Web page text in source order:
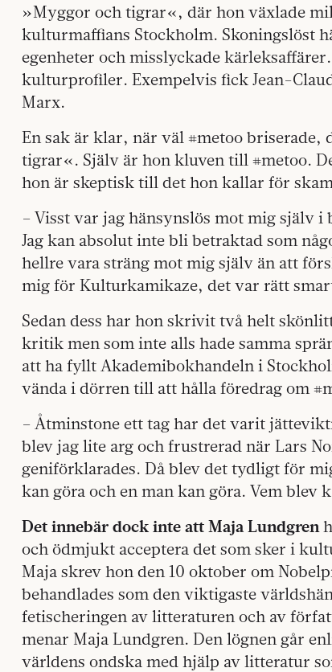
»Myggor och tigrar«, där hon växlade
kulturmaffians Stockholm. Skoningslöst
egenheter och misslyckade
kulturprofiler. Exempelvis fick Jean-
Marx.
En sak är klar, när väl #metoo briserade,
tigrar«. Själv är hon kluven till #metoo.
hon är skeptisk till det hon kallar för
– Visst var jag hänsynslös mot mig själv
Jag kan absolut inte bli betraktad som
hellre vara sträng mot mig själv än att
mig för Kulturkamikaze, det var rätt
Sedan dess har hon skrivit två helt
kritik men som inte alls hade samma
att ha fyllt Akademibokhandeln i
vända i dörren till att hålla föredrag om
– Åtminstone ett tag har det varit
blev jag lite arg och frustrerad när Lars
geniförklarades. Då blev det tydligt för
kan göra och en man kan göra. Vem blev
Det innebär dock inte att Maja Lundgren
och ödmjukt acceptera det som sker i
Maja skrev hon den 10 oktober om
behandlades som den viktigaste
fetischeringen av litteraturen och av
menar Maja Lundgren. Den lögnen går
världens ondska med hjälp av litteratur